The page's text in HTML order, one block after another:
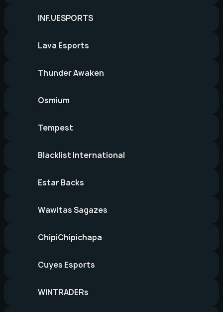
INF.UESPORTS
Lava Esports
Thunder Awaken
Osmium
Tempest
Blacklist International
Estar Backs
Wawitas Sagazes
ChipiChipichapa
Cuyes Esports
WINTRADERs